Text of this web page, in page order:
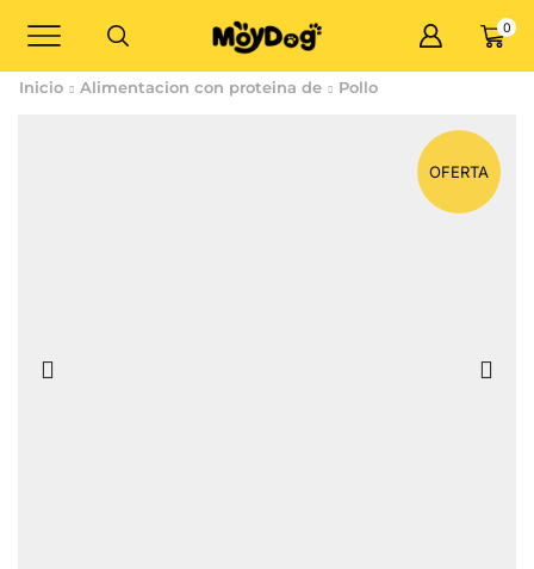
0
Inicio Alimentacion con proteina de Pollo
OFERTA